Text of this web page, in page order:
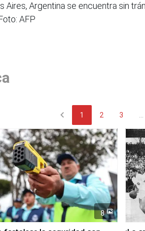
Aires, Argentina se encuentra sin
AFP
chevron_left 1 2 3
8